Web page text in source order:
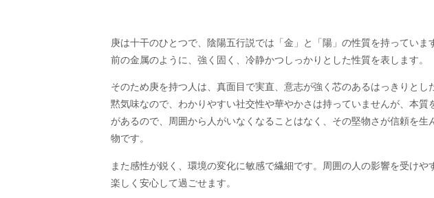
庚は十干のひとつで、陰陽五行説では「金」と「陽」の性質を持ってい
前の金属のように、強く固く、冷静かつしっかりとした性質を表します。
そのため庚を持つ人は、真面目で実直、意志が強く芯のあるはっきりと
黙気味なので、わかりやすい社交性や華やかさは持っていませんが、本質
があるので、周囲から人がいなくなることはなく、その堅物さが信頼を生
物です。
また感性が鋭く、環境の変化に敏感で繊細です。周囲の人の影響を受け
楽しく安心して過ごせます。